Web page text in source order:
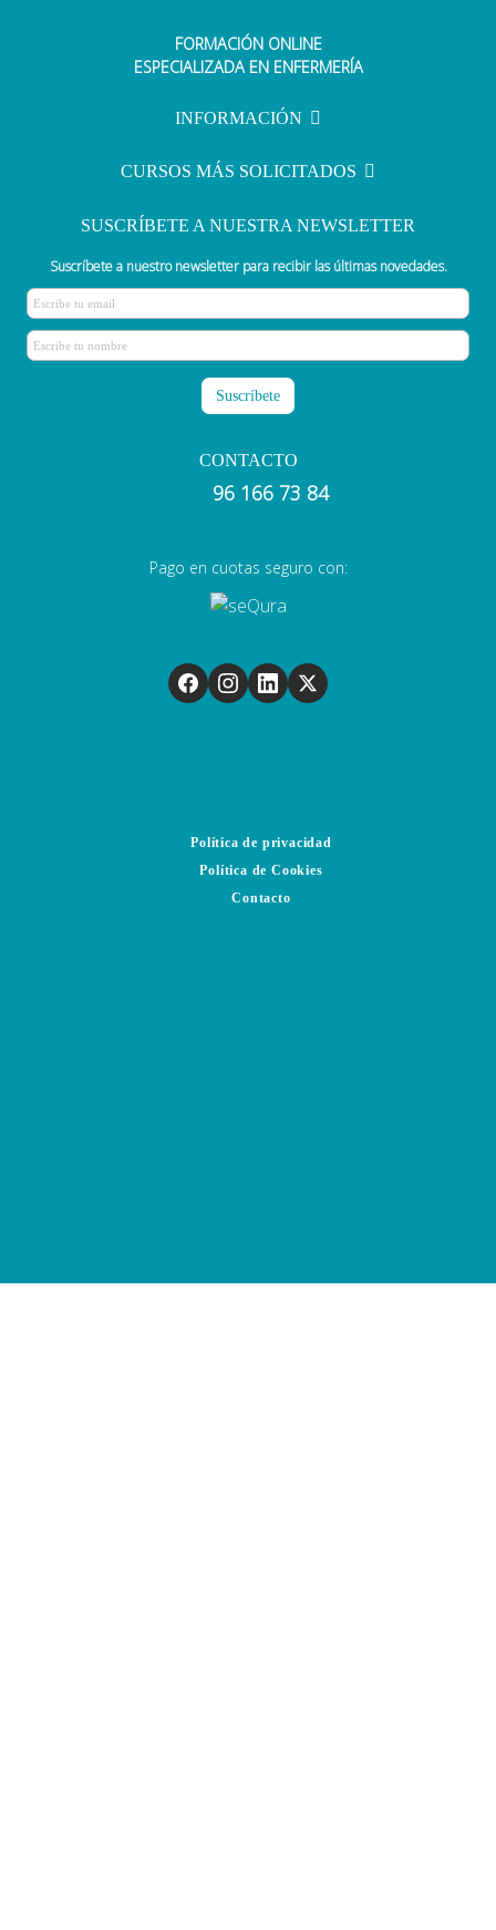
FORMACIÓN ONLINE
ESPECIALIZADA EN ENFERMERÍA
INFORMACIÓN
CURSOS MÁS SOLICITADOS
SUSCRÍBETE A NUESTRA NEWSLETTER
Suscríbete a nuestro newsletter para recibir las últimas novedades.
CONTACTO
96 166 73 84
Pago en cuotas seguro con:
Política de privacidad
Política de Cookies
Contacto